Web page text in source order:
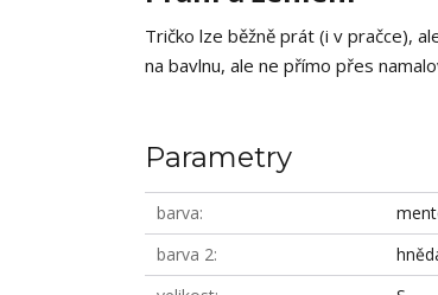
Tričko lze běžně prát (i v pračce),
na bavlnu, ale ne přímo přes
Parametry
barva
barva 2